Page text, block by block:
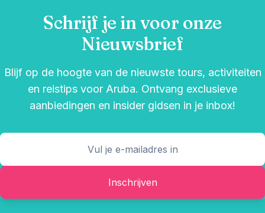
Schrijf je in voor onze
Nieuwsbrief
Blijf op de hoogte van de nieuwste tours, activiteiten
en reistips voor Aruba. Ontvang exclusieve
aanbiedingen en insider gidsen in je inbox!
Inschrijven